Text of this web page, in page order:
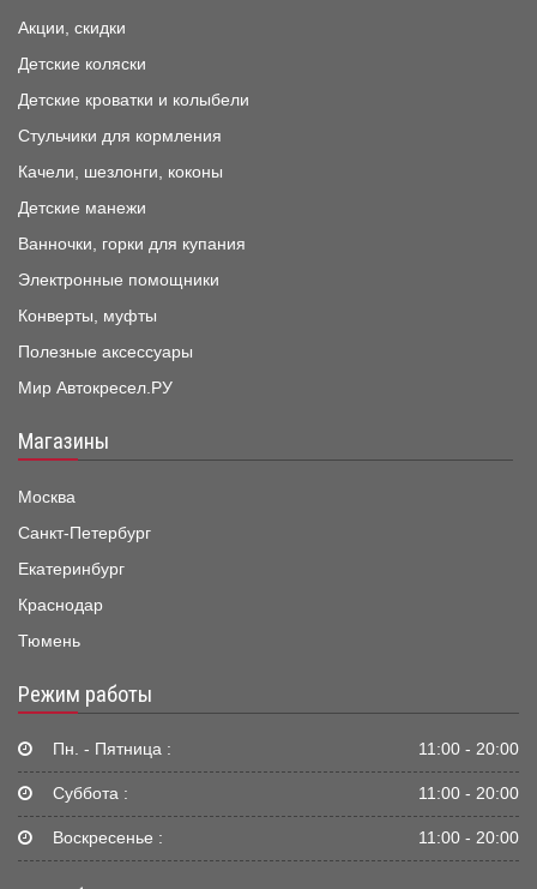
Акции, скидки
Детские коляски
Детские кроватки и колыбели
Стульчики для кормления
Качели, шезлонги, коконы
Детские манежи
Ванночки, горки для купания
Электронные помощники
Конверты, муфты
Полезные аксессуары
Мир Автокресел.РУ
Магазины
Москва
Санкт-Петербург
Екатеринбург
Краснодар
Тюмень
Режим работы
Пн. - Пятница : 11:00 - 20:00
Суббота : 11:00 - 20:00
Воскресенье : 11:00 - 20:00